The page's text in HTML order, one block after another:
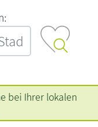
bei Ihrer lokalen